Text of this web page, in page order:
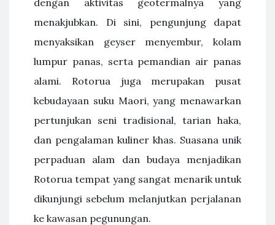
menakjubkan. Di sini, pengunjung dapat
menyaksikan geyser menyembur, kolam
lumpur panas, serta pemandian air panas
alami. Rotorua juga merupakan pusat
kebudayaan suku Maori, yang menawarkan
pertunjukan seni tradisional, tarian haka,
dan pengalaman kuliner khas. Suasana unik
perpaduan alam dan budaya menjadikan
Rotorua tempat yang sangat menarik untuk
dikunjungi sebelum melanjutkan perjalanan
ke kawasan pegunungan.